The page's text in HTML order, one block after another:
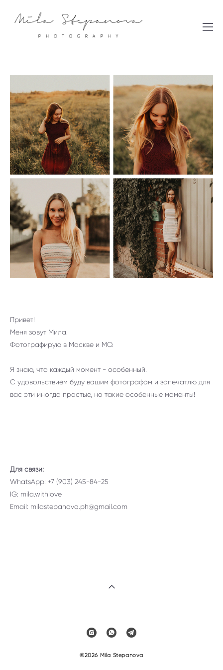
Привет!
Меня зовут Мила.
Фотографирую в Москве и МО.
Я знаю, что каждый момент - особенный.
С удовольствием буду вашим фотографом и запечатлю для
вас эти иногда простые, но такие особенные моменты!
Для связи:
WhatsApp: +7 (903) 245-84-25
IG: mila.withlove
Email: milastepanova.ph@gmail.com
©2026 Mila Stepanova